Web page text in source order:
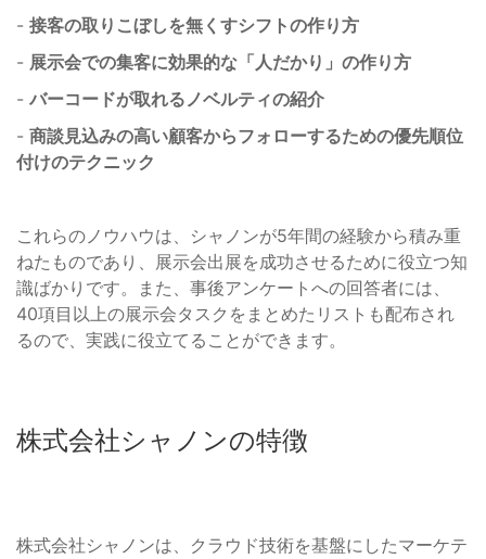
- 接客の取りこぼしを無くすシフトの作り方
- 展示会での集客に効果的な「人だかり」の作り方
- バーコードが取れるノベルティの紹介
- 商談見込みの高い顧客からフォローするための優先順位
付けのテクニック
これらのノウハウは、シャノンが5年間の経験から積み重
ねたものであり、展示会出展を成功させるために役立つ知
識ばかりです。また、事後アンケートへの回答者には、
40項目以上の展示会タスクをまとめたリストも配布され
るので、実践に役立てることができます。
株式会社シャノンの特徴
株式会社シャノンは、クラウド技術を基盤にしたマーケテ